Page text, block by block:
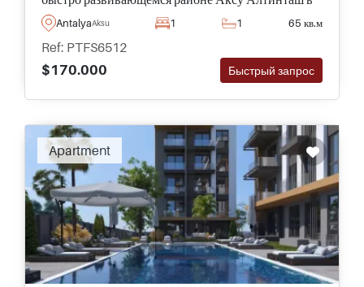
Анталии, всего в нескольких минутах от
AntalyaAksu 1 1 65 кв.м
Ref: PTFS6512
$170.000
Быстрый запрос
Apartment